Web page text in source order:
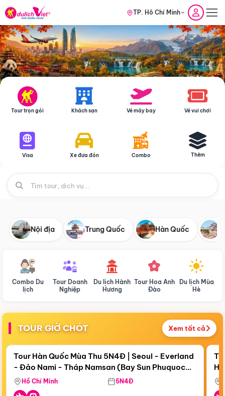
TP. Hồ Chí Minh
Tour trọn gói Khách sạn Vé máy bay Vé vui chơi
Visa Xe đưa đón Combo Thêm
Nội địa Trung Quốc Hàn Quốc
Combo Du
lịch
Tour Doanh
Nghiệp
Du lịch Hành
Hương
Tour Hoa Anh
Đào
Du lịch Mùa
Hè
TOUR GIỜ CHÓT Xem tất cả
Còn19 ngày 01:53:39
Điểm nổi bật
Tour Hàn Quốc Mùa Thu 5N4Đ | Seoul - Everland
- Đảo Nami - Tháp Namsan (Bay Sun Phuquoc
Airways)
Hồ Chí Minh 5N4Đ